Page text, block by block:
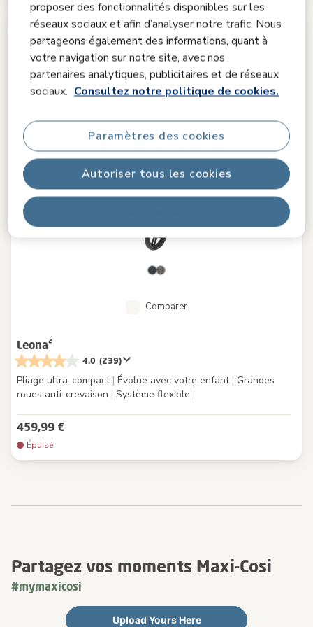
proposer des fonctionnalités disponibles sur les
réseaux sociaux et afin d’analyser notre trafic. Nous
partageons également des informations, quant à
votre navigation sur notre site, avec nos
partenaires analytiques, publicitaires et de réseaux
sociaux. Consultez notre politique de cookies.
Autoriser tous les cookies
Paramètres des cookies
Comparer
Leona²
4.0 (239)
Pliage ultra-compact | Évolue avec votre enfant | Grandes
roues anti-crevaison | Système flexible |
459,99 €
Épuisé
Partagez vos moments Maxi-Cosi
#mymaxicosi
Upload Yours Here